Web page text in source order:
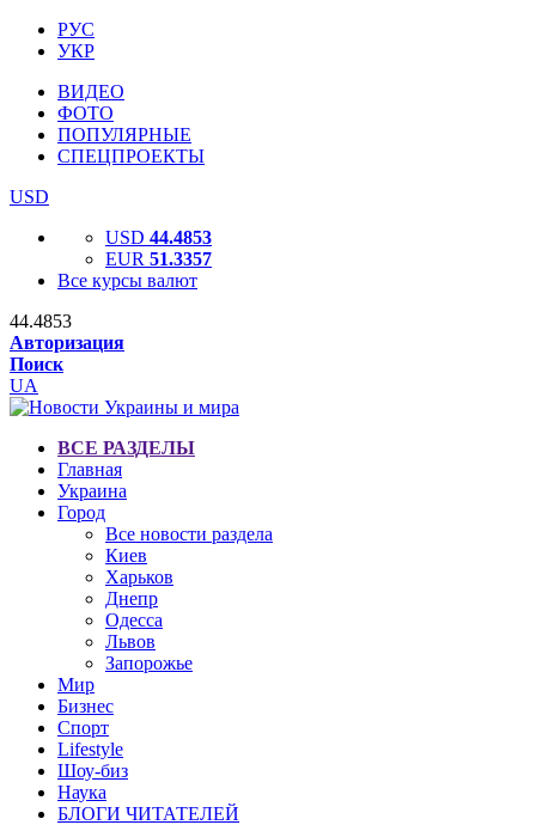
РУС
УКР
ВИДЕО
ФОТО
ПОПУЛЯРНЫЕ
СПЕЦПРОЕКТЫ
USD
USD 44.4853
EUR 51.3357
Все курсы валют
44.4853
Авторизация
Поиск
UA
ВСЕ РАЗДЕЛЫ
Главная
Украина
Город
Все новости раздела
Киев
Харьков
Днепр
Одесса
Львов
Запорожье
Мир
Бизнес
Спорт
Lifestyle
Шоу-биз
Наука
БЛОГИ ЧИТАТЕЛЕЙ